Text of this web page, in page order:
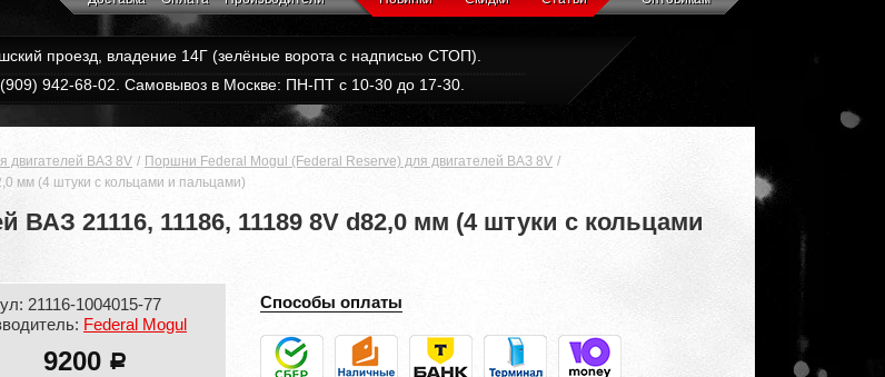
проезд, владение 14Г (зелёные ворота с надписью СТОП).
942-68-02. Самовывоз в Москве: ПН-ПТ с 10-30 до 17-30.
двигателей ВАЗ 8V
Поршни Federal Mogul (Federal Reserve) для двигателей ВАЗ 8V
мм (4 штуки с кольцами и пальцами)
ВАЗ 21116, 11186, 11189 8V d82,0 мм (4 штуки с кольцами
21116-1004015-77
Federal Mogul
9200 a
Способы оплаты